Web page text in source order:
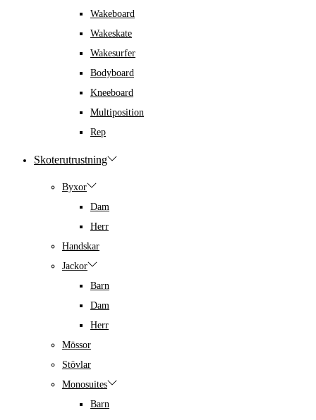
Wakeboard
Wakeskate
Wakesurfer
Bodyboard
Kneeboard
Multiposition
Rep
Skoterutrustning
Byxor
Dam
Herr
Handskar
Jackor
Barn
Dam
Herr
Mössor
Stövlar
Monosuites
Barn